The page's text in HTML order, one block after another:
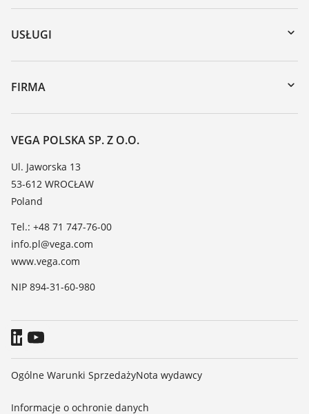
Do pobrania
Wyszukiwanie po numerze seryjnym
DTM Collection/PACTware
USŁUGI
Naprawa
Szkolenia
Tabela odporności chemicznej
TeamViewer
FIRMA
O firmie VEGA
Kontakt
Aktualności
Media
Blog
VEGA POLSKA SP. Z O.O.
Ul. Jaworska 13
53-612 WROCŁAW
Poland
Tel.: +48 71 747-76-00
info.pl@vega.com
www.vega.com
NIP 894-31-60-980
Ogólne Warunki SprzedażyNota wydawcy
Informacje o ochronie danych